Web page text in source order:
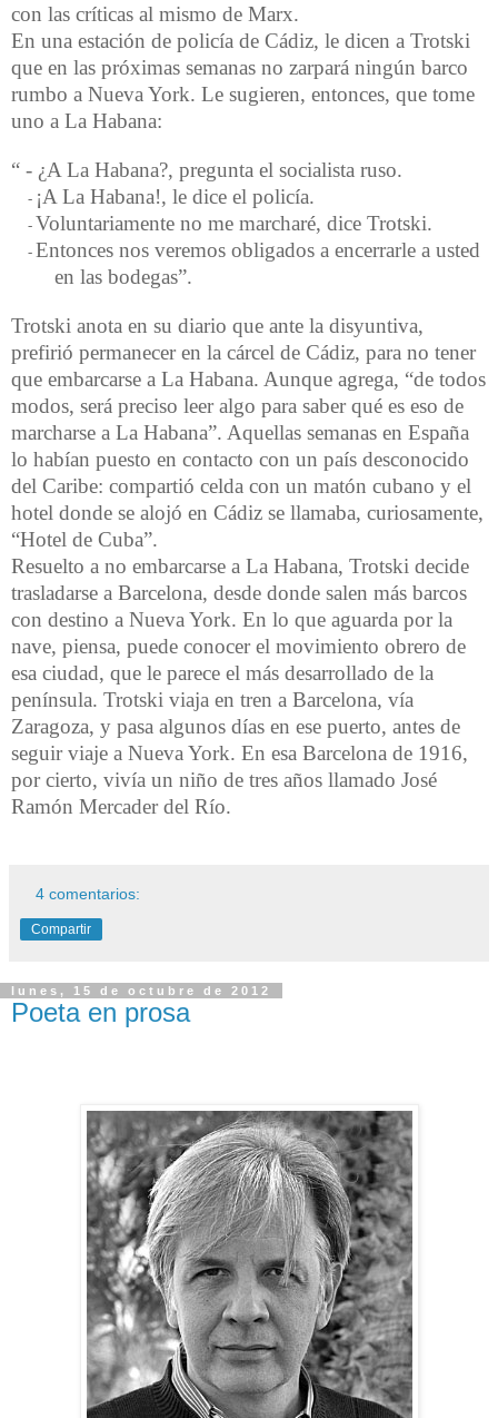
con las críticas al mismo de Marx.
En una estación de policía de Cádiz, le dicen a Trotski
que en las próximas semanas no zarpará ningún barco
rumbo a Nueva York. Le sugieren, entonces, que tome
uno a La Habana:
“ - ¿A La Habana?, pregunta el socialista ruso.
- ¡A La Habana!, le dice el policía.
- Voluntariamente no me marcharé, dice Trotski.
- Entonces nos veremos obligados a encerrarle a usted
en las bodegas”.
Trotski anota en su diario que ante la disyuntiva,
prefirió permanecer en la cárcel de Cádiz, para no tener
que embarcarse a La Habana. Aunque agrega, “de todos
modos, será preciso leer algo para saber qué es eso de
marcharse a La Habana”. Aquellas semanas en España
lo habían puesto en contacto con un país desconocido
del Caribe: compartió celda con un matón cubano y el
hotel donde se alojó en Cádiz se llamaba, curiosamente,
“Hotel de Cuba”.
Resuelto a no embarcarse a La Habana, Trotski decide
trasladarse a Barcelona, desde donde salen más barcos
con destino a Nueva York. En lo que aguarda por la
nave, piensa, puede conocer el movimiento obrero de
esa ciudad, que le parece el más desarrollado de la
península. Trotski viaja en tren a Barcelona, vía
Zaragoza, y pasa algunos días en ese puerto, antes de
seguir viaje a Nueva York. En esa Barcelona de 1916,
por cierto, vivía un niño de tres años llamado José
Ramón Mercader del Río.
4 comentarios:
Compartir
lunes, 15 de octubre de 2012
Poeta en prosa